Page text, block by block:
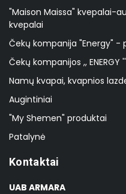
"Maison Maissa" kvepalai-
kvepalai
Čekų kompanija "Energy"
Čekų kompanijos ,, ENERGY
Namų kvapai, kvapnios
Augintiniai
"My Shemen" produktai
Patalynė
Kontaktai
UAB ARMARA